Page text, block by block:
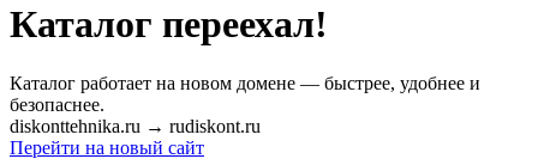
Каталог переехал!
Каталог работает на новом домене — быстрее, удобнее и
безопаснее.
diskonttehnika.ru → rudiskont.ru
Перейти на новый сайт